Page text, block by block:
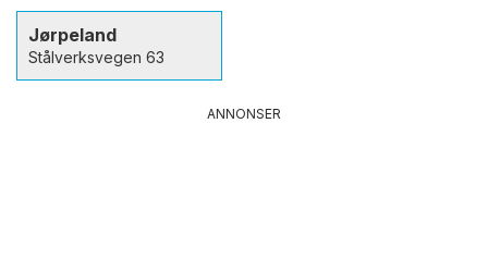
Jørpeland
Stålverksvegen 63
ANNONSER